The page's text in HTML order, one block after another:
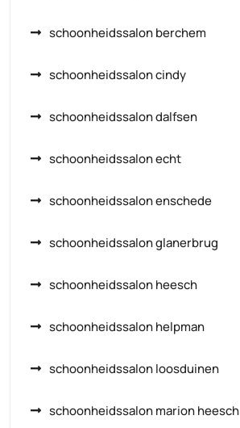
schoonheidssalon berchem
schoonheidssalon cindy
schoonheidssalon dalfsen
schoonheidssalon echt
schoonheidssalon enschede
schoonheidssalon glanerbrug
schoonheidssalon heesch
schoonheidssalon helpman
schoonheidssalon loosduinen
schoonheidssalon marion heesch